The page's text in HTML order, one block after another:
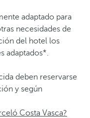
adaptado para
necesidades de
del hotel los
adaptados*.
deben reservarse
y según
Costa Vasca?